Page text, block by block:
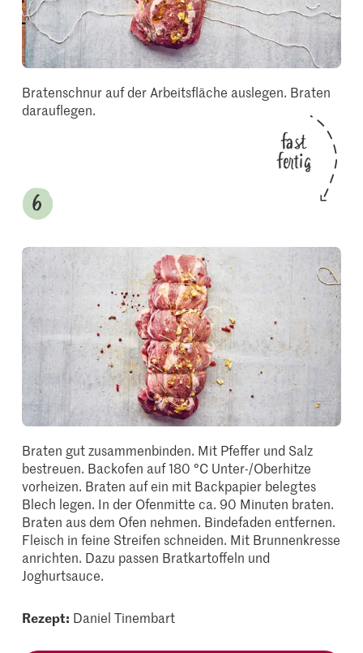
Bratenschnur auf der Arbeitsfläche auslegen. Braten
darauflegen.
fast
fertig
Braten gut zusammenbinden. Mit Pfeffer und Salz
bestreuen. Backofen auf 180 °C Unter-/Oberhitze
vorheizen. Braten auf ein mit Backpapier belegtes
Blech legen. In der Ofenmitte ca. 90 Minuten braten.
Braten aus dem Ofen nehmen. Bindefaden entfernen.
Fleisch in feine Streifen schneiden. Mit Brunnenkresse
anrichten. Dazu passen Bratkartoffeln und
Joghurtsauce.
Rezept: Daniel Tinembart